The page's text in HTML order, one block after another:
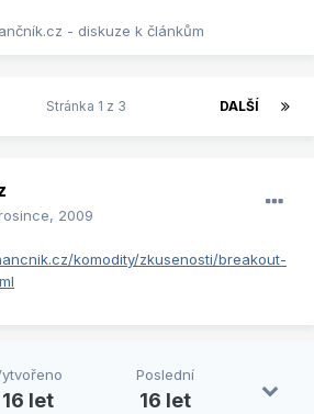
- diskuze k článkům
DALŠÍ
Stránka 1 z 3
2009
komodity/zkusenosti/breakout-
16 let
Poslední
16 let